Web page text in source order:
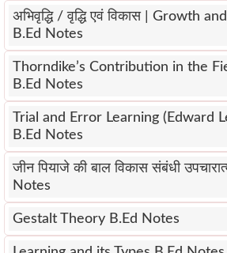
अभिवृद्धि / वृद्धि एवं विकास | Growth
B.Ed Notes
Thorndike’s Contribution in the
B.Ed Notes
Trial and Error Learning (Edward
B.Ed Notes
जीन पियाजे की बाल विकास संबंधी
Notes
Gestalt Theory B.Ed Notes